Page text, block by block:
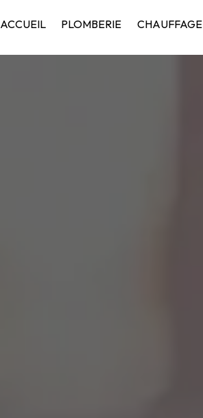
ACCUEIL PLOMBERIE CHAUFFAGE